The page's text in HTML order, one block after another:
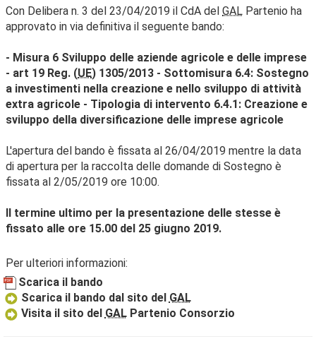
Con Delibera n. 3 del 23/04/2019 il CdA del GAL Partenio ha
approvato in via definitiva il seguente bando:
- Misura 6 Sviluppo delle aziende agricole e delle imprese
- art 19 Reg. (UE) 1305/2013 - Sottomisura 6.4: Sostegno
a investimenti nella creazione e nello sviluppo di attività
extra agricole - Tipologia di intervento 6.4.1: Creazione e
sviluppo della diversificazione delle imprese agricole
L'apertura del bando è fissata al 26/04/2019 mentre la data
di apertura per la raccolta delle domande di Sostegno è
fissata al 2/05/2019 ore 10:00.
Il termine ultimo per la presentazione delle stesse è
fissato alle ore 15.00 del 25 giugno 2019.
Per ulteriori informazioni:
Scarica il bando
Scarica il bando dal sito del GAL
Visita il sito del GALPartenio Consorzio